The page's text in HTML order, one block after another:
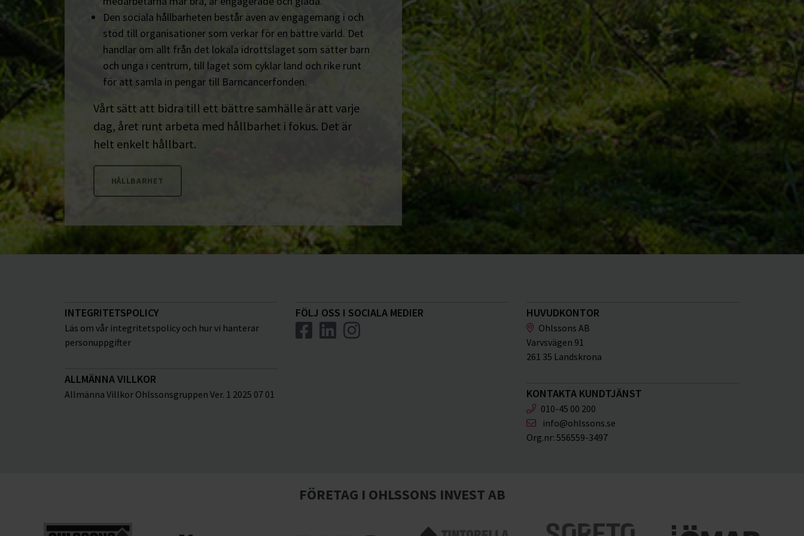
Den sociala hållbarheten består även av engagemang i och
stöd till organisationer som verkar för en bättre värld. Det
handlar om allt från det lokala idrottslaget som sätter barn
och unga i centrum, till laget som cyklar land och rike runt
för att samla in pengar till Barncancerfonden.
Vårt sätt att bidra till ett bättre samhälle är att varje
dag, året runt arbeta med hållbarhet i fokus. Det är
helt enkelt hållbart.
HÅLLBARHET
INTEGRITETSPOLICY
Läs om vår integritetspolicy och hur vi hanterar
personuppgifter
ALLMÄNNA VILLKOR
Allmänna Villkor Ohlssonsgruppen Ver. 1 2025 07 01
FÖLJ OSS I SOCIALA MEDIER HUVUDKONTOR
Ohlssons AB
Varvsvägen 91
261 35 Landskrona
KONTAKTA KUNDTJÄNST
010-45 00 200
info@ohlssons.se
Org.nr: 556559-3497
FÖRETAG I OHLSSONS INVEST AB